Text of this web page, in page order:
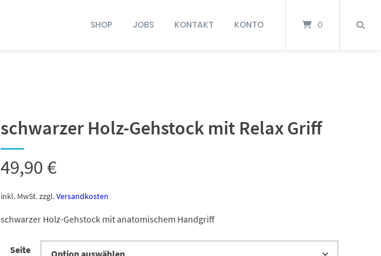
SHOP JOBS KONTAKT KONTO 0
schwarzer Holz-Gehstock mit Relax Griff
49,90€
inkl. MwSt.zzgl.Versandkosten
schwarzer Holz-Gehstock mit anatomischem Handgriff
Seite